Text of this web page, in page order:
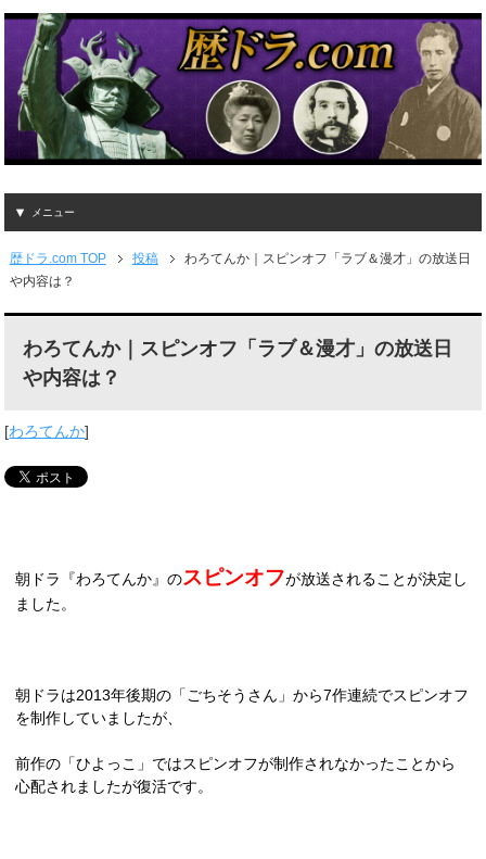
メニュー
歴ドラ.com TOP 投稿
わろてんか｜スピンオフ「ラブ＆漫才」の放送日
や内容は？
わろてんか｜スピンオフ「ラブ＆漫才」の放送日
や内容は？
[わろてんか]
朝ドラ『わろてんか』のスピンオフが放送されることが決定し
ました。
朝ドラは2013年後期の「ごちそうさん」から7作連続でスピンオフ
を制作していましたが、
前作の「ひよっこ」ではスピンオフが制作されなかったことから
心配されましたが復活です。